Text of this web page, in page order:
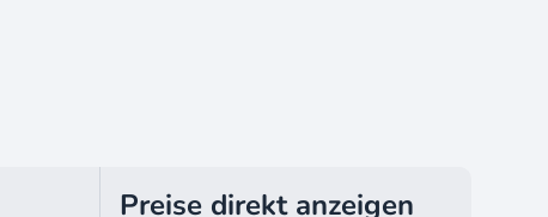
Preise direkt anzeigen